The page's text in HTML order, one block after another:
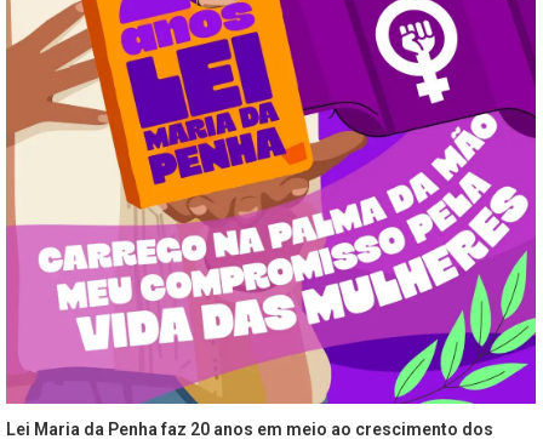
Lei Maria da Penha faz 20 anos em meio ao crescimento dos